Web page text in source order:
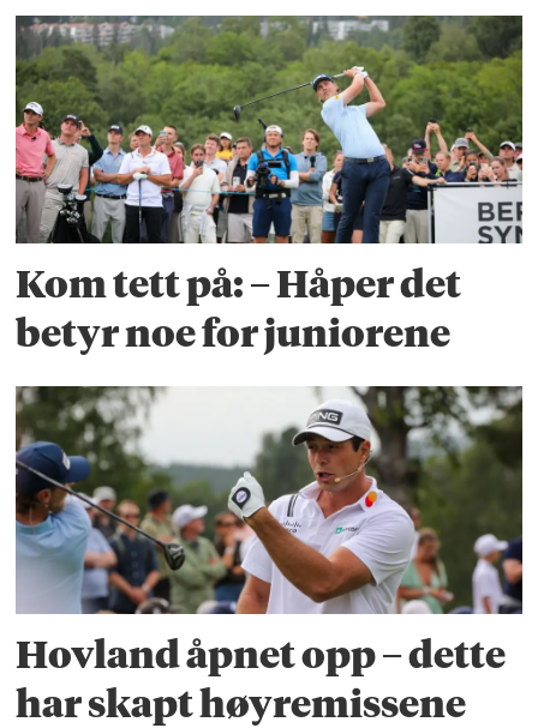
Kom tett på: – Håper det
betyr noe for juniorene
Hovland åpnet opp – dette
har skapt høyremissene